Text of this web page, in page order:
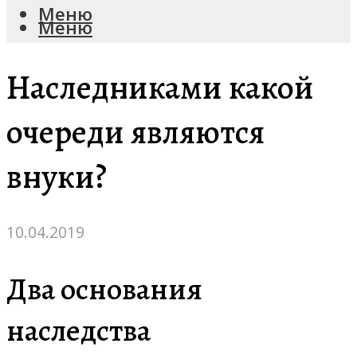
Меню
Меню
Наследниками какой
очереди являются
внуки?
10.04.2019
Два основания
наследства